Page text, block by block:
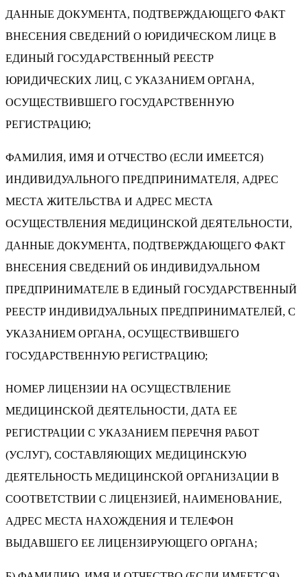
ДАННЫЕ ДОКУМЕНТА, ПОДТВЕРЖДАЮЩЕГО ФАКТ
ВНЕСЕНИЯ СВЕДЕНИЙ О ЮРИДИЧЕСКОМ ЛИЦЕ В
ЕДИНЫЙ ГОСУДАРСТВЕННЫЙ РЕЕСТР
ЮРИДИЧЕСКИХ ЛИЦ, С УКАЗАНИЕМ ОРГАНА,
ОСУЩЕСТВИВШЕГО ГОСУДАРСТВЕННУЮ
РЕГИСТРАЦИЮ;
ФАМИЛИЯ, ИМЯ И ОТЧЕСТВО (ЕСЛИ ИМЕЕТСЯ)
ИНДИВИДУАЛЬНОГО ПРЕДПРИНИМАТЕЛЯ, АДРЕС
МЕСТА ЖИТЕЛЬСТВА И АДРЕС МЕСТА
ОСУЩЕСТВЛЕНИЯ МЕДИЦИНСКОЙ ДЕЯТЕЛЬНОСТИ,
ДАННЫЕ ДОКУМЕНТА, ПОДТВЕРЖДАЮЩЕГО ФАКТ
ВНЕСЕНИЯ СВЕДЕНИЙ ОБ ИНДИВИДУАЛЬНОМ
ПРЕДПРИНИМАТЕЛЕ В ЕДИНЫЙ ГОСУДАРСТВЕННЫЙ
РЕЕСТР ИНДИВИДУАЛЬНЫХ ПРЕДПРИНИМАТЕЛЕЙ, С
УКАЗАНИЕМ ОРГАНА, ОСУЩЕСТВИВШЕГО
ГОСУДАРСТВЕННУЮ РЕГИСТРАЦИЮ;
НОМЕР ЛИЦЕНЗИИ НА ОСУЩЕСТВЛЕНИЕ
МЕДИЦИНСКОЙ ДЕЯТЕЛЬНОСТИ, ДАТА ЕЕ
РЕГИСТРАЦИИ С УКАЗАНИЕМ ПЕРЕЧНЯ РАБОТ
(УСЛУГ), СОСТАВЛЯЮЩИХ МЕДИЦИНСКУЮ
ДЕЯТЕЛЬНОСТЬ МЕДИЦИНСКОЙ ОРГАНИЗАЦИИ В
СООТВЕТСТВИИ С ЛИЦЕНЗИЕЙ, НАИМЕНОВАНИЕ,
АДРЕС МЕСТА НАХОЖДЕНИЯ И ТЕЛЕФОН
ВЫДАВШЕГО ЕЕ ЛИЦЕНЗИРУЮЩЕГО ОРГАНА;